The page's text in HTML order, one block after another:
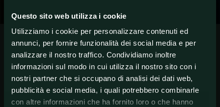
Questo sito web utilizza i cookie
Utilizziamo i cookie per personalizzare contenuti ed
annunci, per fornire funzionalità dei social media e per
analizzare il nostro traffico. Condividiamo inoltre
informazioni sul modo in cui utilizza il nostro sito con i
nostri partner che si occupano di analisi dei dati web,
pubblicità e social media, i quali potrebbero combinarle
con altre informazioni che ha fornito loro o che hanno
#Napoli
#SerieA